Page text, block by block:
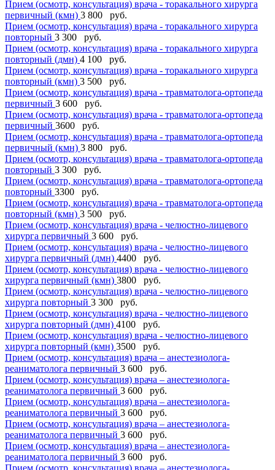
Прием (осмотр, консультация) врача - торакального хирурга
первичный (кмн) 3 800 руб.
Прием (осмотр, консультация) врача - торакального хирурга
повторный 3 300 руб.
Прием (осмотр, консультация) врача - торакального хирурга
повторный (дмн) 4 100 руб.
Прием (осмотр, консультация) врача - торакального хирурга
повторный (кмн) 3 500 руб.
Прием (осмотр, консультация) врача - травматолога-ортопеда
первичный 3 600 руб.
Прием (осмотр, консультация) врача - травматолога-ортопеда
первичный 3600 руб.
Прием (осмотр, консультация) врача - травматолога-ортопеда
первичный (кмн) 3 800 руб.
Прием (осмотр, консультация) врача - травматолога-ортопеда
повторный 3 300 руб.
Прием (осмотр, консультация) врача - травматолога-ортопеда
повторный 3300 руб.
Прием (осмотр, консультация) врача - травматолога-ортопеда
повторный (кмн) 3 500 руб.
Прием (осмотр, консультация) врача - челюстно-лицевого
хирурга первичный 3 600 руб.
Прием (осмотр, консультация) врача - челюстно-лицевого
хирурга первичный (дмн) 4400 руб.
Прием (осмотр, консультация) врача - челюстно-лицевого
хирурга первичный (кмн) 3800 руб.
Прием (осмотр, консультация) врача - челюстно-лицевого
хирурга повторный 3 300 руб.
Прием (осмотр, консультация) врача - челюстно-лицевого
хирурга повторный (дмн) 4100 руб.
Прием (осмотр, консультация) врача - челюстно-лицевого
хирурга повторный (кмн) 3500 руб.
Прием (осмотр, консультация) врача – анестезиолога-
реаниматолога первичный 3 600 руб.
Прием (осмотр, консультация) врача – анестезиолога-
реаниматолога первичный 3 600 руб.
Прием (осмотр, консультация) врача – анестезиолога-
реаниматолога первичный 3 600 руб.
Прием (осмотр, консультация) врача – анестезиолога-
реаниматолога первичный 3 600 руб.
Прием (осмотр, консультация) врача – анестезиолога-
реаниматолога первичный 3 600 руб.
Прием (осмотр, консультация) врача – анестезиолога-